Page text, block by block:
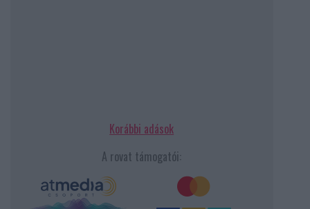
Korábbi adások
A rovat támogatói: